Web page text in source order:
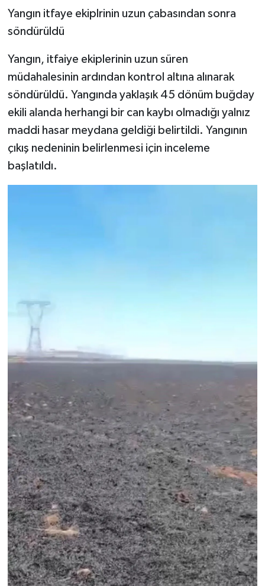
Yangın itfaye ekiplrinin uzun çabasından sonra
söndürüldü
Yangın, itfaiye ekiplerinin uzun süren
müdahalesinin ardından kontrol altına alınarak
söndürüldü. Yangında yaklaşık 45 dönüm buğday
ekili alanda herhangi bir can kaybı olmadığı yalnız
maddi hasar meydana geldiği belirtildi. Yangının
çıkış nedeninin belirlenmesi için inceleme
başlatıldı.